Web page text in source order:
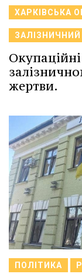
ХАРКІВСЬКА
ЗАЛІЗНИЧНИЙ
жертви.
ПОЛІТИКА